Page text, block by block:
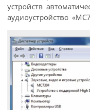
устройств
аудиоустройство